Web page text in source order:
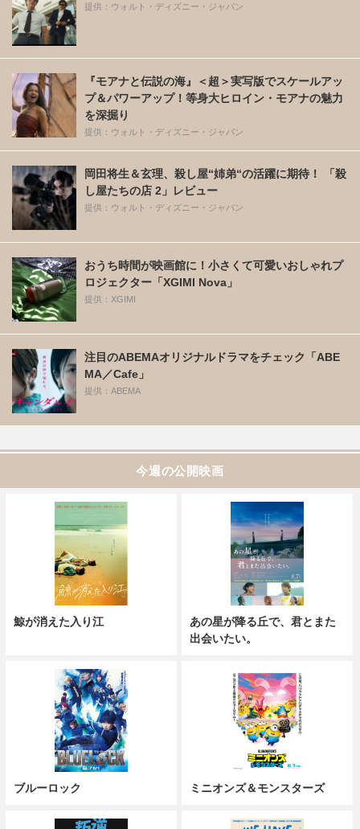
提供：ウォルト・ディズニー・ジャパン
『モアナと伝説の海』＜超＞実写版でスケールアッ
プ＆パワーアップ！等身大ヒロイン・モアナの魅力
を深掘り
提供：ウォルト・ディズニー・ジャパン
岡田将生＆玄理、殺し屋“姉弟“の活躍に期待！ 「殺
し屋たちの店 2」レビュー
提供：ウォルト・ディズニー・ジャパン
おうち時間が映画館に！小さくて可愛いおしゃれプ
ロジェクター「XGIMI Nova」
提供：XGIMI
注目のABEMAオリジナルドラマをチェック「ABE
MA／Cafe」
提供：ABEMA
今週の公開映画
鯨が消えた入り江
あの星が降る丘で、君とまた
出会いたい。
ブルーロック ミニオンズ＆モンスターズ